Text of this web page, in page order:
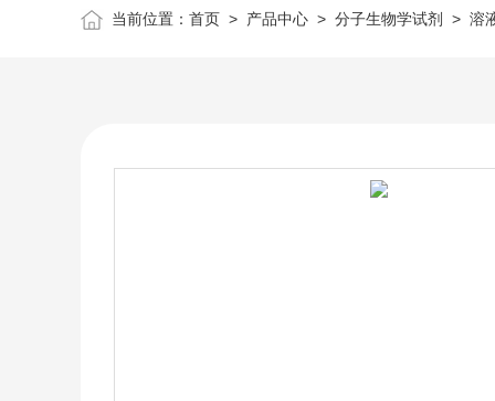
当前位置： 首页> 产品中心> 分子生物学试剂 > 溶